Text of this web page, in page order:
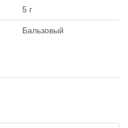
5 г
Бальзовый